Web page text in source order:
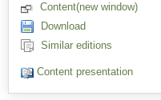
Content(new window)
Download
Similar editions
Content presentation